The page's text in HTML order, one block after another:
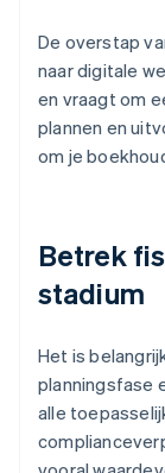
De overstap
naar digitale
en vraagt om
plannen en
om je
Betrek
stadium
Het is
planningsfase
alle